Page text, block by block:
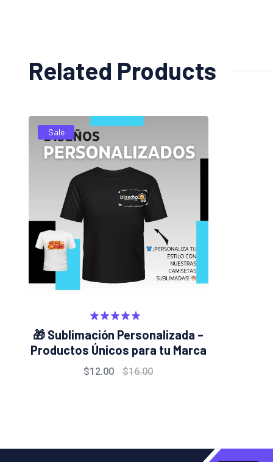
Related Products
Sale
Valorado
con5.00
de 5
🎁 Sublimación Personalizada –
Productos Únicos para tu Marca
$12.00 $16.00